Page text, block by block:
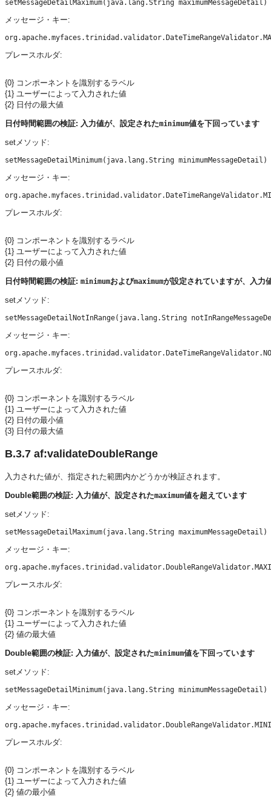
メッセージ・キー:
プレースホルダ:
{0} コンポーネントを識別するラベル
{1} ユーザーによって入力された値
{2} 日付の最大値
日付時間範囲の検証: 入力値が、設定されたminimum値を下回っています
setメソッド:
メッセージ・キー:
プレースホルダ:
{0} コンポーネントを識別するラベル
{1} ユーザーによって入力された値
{2} 日付の最小値
日付時間範囲の検証: minimumおよびmaximumが設定されていますが、入力
setメソッド:
メッセージ・キー:
プレースホルダ:
{0} コンポーネントを識別するラベル
{1} ユーザーによって入力された値
{2} 日付の最小値
{3} 日付の最大値
B.3.7 af:validateDoubleRange
入力された値が、指定された範囲内かどうかが検証されます。
Double範囲の検証: 入力値が、設定されたmaximum値を超えています
setメソッド:
メッセージ・キー:
プレースホルダ:
{0} コンポーネントを識別するラベル
{1} ユーザーによって入力された値
{2} 値の最大値
Double範囲の検証: 入力値が、設定されたminimum値を下回っています
setメソッド:
メッセージ・キー:
プレースホルダ:
{0} コンポーネントを識別するラベル
{1} ユーザーによって入力された値
{2} 値の最小値